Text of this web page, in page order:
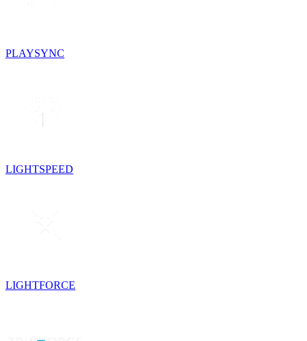
PLAYSYNC
LIGHTSPEED
LIGHTFORCE